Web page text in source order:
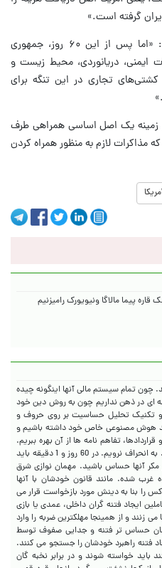
این منبع آگاه همچنین تصریح کرد: «اما پس از این ۶۰ روز، جمهوری
ایمنی، دریانوردی، محیط زیست و
تجاری در این تنگه برای
زمینه یک اصل اساسی همراهی طرف
مذاکرات لازم به منظور همراه کردن
تمام سیستم مالی آنها اینگونه چیده
ای در ذهن نداریم چون به روش دین خود
تکنیک تحلیل حساسیت بر روی حروف و
هوش مصنوعی خاص خود داشته باشیم و
تفاهم نامه ها از آن بهره ببریم.
آنها این کار را می کنند و به ما نمی گویند. به انحراف نرویم. در 60 روز و 1 دقیقه باید
آنها حساس باشید. مهمان نوازی شرق
غرب شده. مانند قانون خودشان با آنها
را بنا به دینش مورد بازخواست قرار می
ایجاد فتنه گران داخلی، عمدی یا بازی
زنند و از همینجا مهلکترین ضربه را وارد
حساس‌ تر فتنه و جدایی صفوف توسط
راهبرد خودشان را جستجو می کنند.
باید خواسته شوند و در برابر نخبه گان